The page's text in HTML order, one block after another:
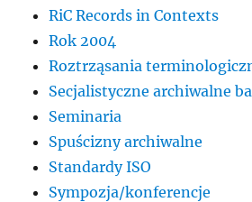
RiC Records in Contexts
Rok 2004
Roztrząsania
Secjalistyczne archiwalne
Seminaria
Spuścizny archiwalne
Standardy ISO
Sympozja/konferencje